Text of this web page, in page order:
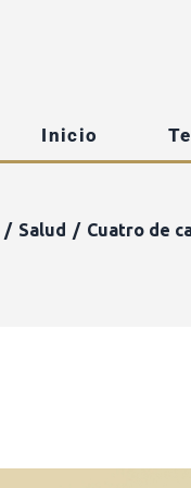
Inicio
Salud
Cuatro de